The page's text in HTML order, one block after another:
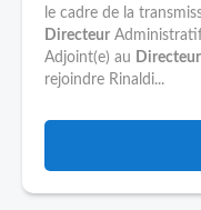
le cadre de la
Directeur
Adjoint(e) au Directeur
rejoindre Rinaldi...